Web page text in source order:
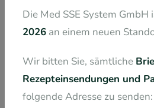
Die Med SSE System GmbH
2026 an einem neuen
Wir bitten Sie, sämtliche
Rezepteinsendungen und
folgende Adresse zu senden: